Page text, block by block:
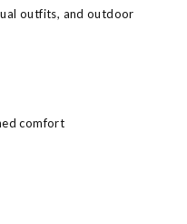
outfits, and outdoor
comfort